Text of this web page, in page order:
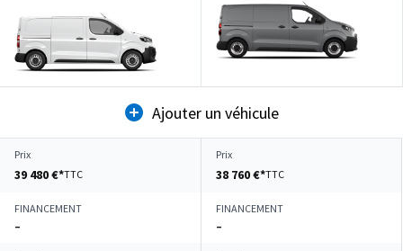
Ajouter un véhicule
Prix
39 480 €*TTC
Prix
38 760 €*TTC
FINANCEMENT
–
FINANCEMENT
–